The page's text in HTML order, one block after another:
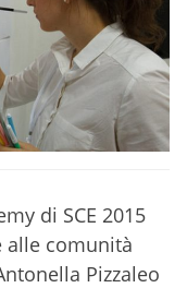
di SCE 2015
alle comunità
Pizzaleo